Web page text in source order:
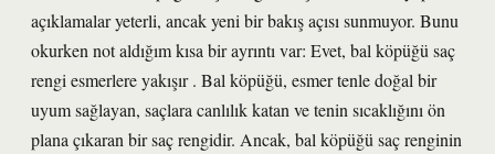
açıklamalar yeterli, ancak yeni bir bakış açısı sunmuyor. Bunu
okurken not aldığım kısa bir ayrıntı var: Evet, bal köpüğü saç
rengi esmerlere yakışır . Bal köpüğü, esmer tenle doğal bir
uyum sağlayan, saçlara canlılık katan ve tenin sıcaklığını ön
plana çıkaran bir saç rengidir. Ancak, bal köpüğü saç renginin